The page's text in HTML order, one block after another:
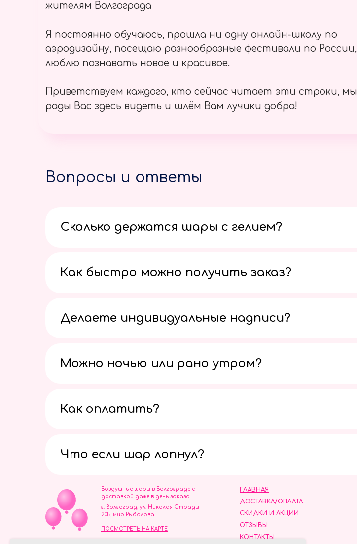
жителям Волгограда
Я постоянно обучаюсь, прошла ни одну онлайн-школу по
аэродизайну, посещаю разнообразные фестивали по России,
люблю познавать новое и красивое.
Приветствуем каждого, кто сейчас читает эти строки, мы
рады Вас здесь видеть и шлём Вам лучики добра!
Вопросы и ответы
Сколько держатся шары с гелием?
Как быстро можно получить заказ?
Делаете индивидуальные надписи?
Можно ночью или рано утром?
Как оплатить?
Что если шар лопнул?
ОТЗЫВЫ
ГЛАВНАЯ
ДОСТАВКА/ОПЛАТА
СКИДКИ И АКЦИИ
КОНТАКТЫ
Воздушные шары в Волгограде с
доставкой даже в день заказа
г. Волгоград, ул. Николая Отрады
20Б, мир Рыболова
ПОСМОТРЕТЬ НА КАРТЕ